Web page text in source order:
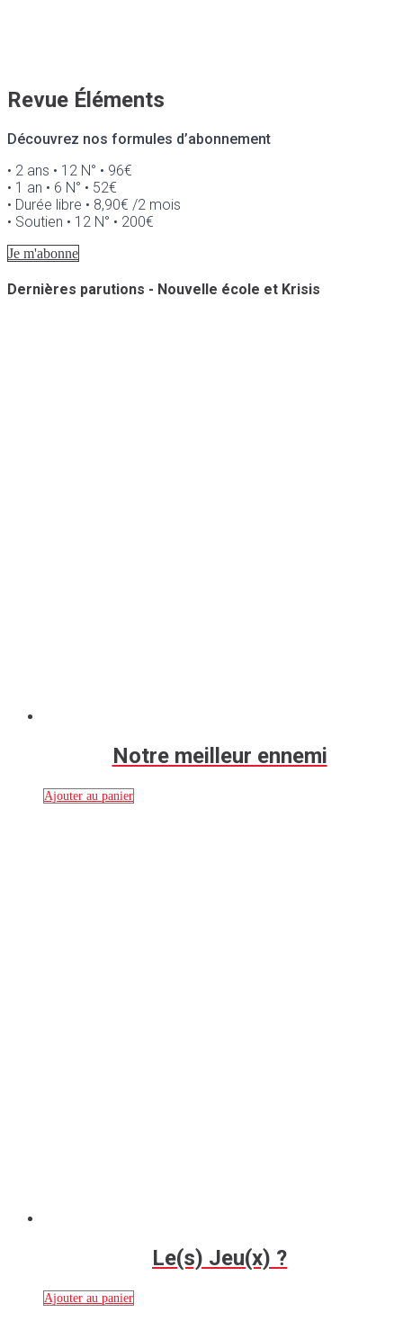
Revue Éléments
Découvrez nos formules d’abonnement
• 2 ans • 12 N° • 96€
• 1 an • 6 N° • 52€
• Durée libre • 8,90€ /2 mois
• Soutien • 12 N° • 200€
Je m'abonne
Dernières parutions - Nouvelle école et Krisis
Notre meilleur ennemi
Ajouter au panier
Le(s) Jeu(x) ?
Ajouter au panier